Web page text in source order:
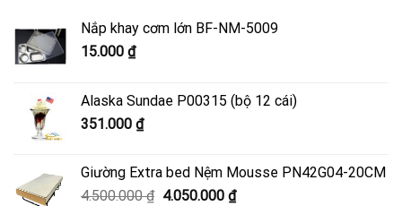
Nắp khay cơm lớn BF-NM-5009
15.000 ₫
Alaska Sundae P00315 (bộ 12 cái)
351.000 ₫
Giường Extra bed Nệm Mousse PN42G04-20CM
4.500.000₫ Giá
4.050.000 ₫Giá